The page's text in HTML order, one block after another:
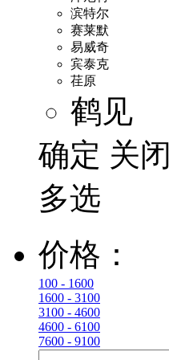
滨特尔
赛莱默
易威奇
宾泰克
荏原
鹤见
确定 关闭
多选
价格：
100 - 1600
1600 - 3100
3100 - 4600
4600 - 6100
7600 - 9100